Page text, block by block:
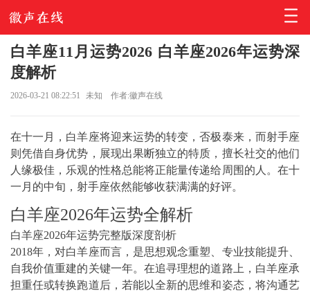
白羊座11月运势2026 白羊座2026年运势深
度解析
2026-03-21 08:22:51 未知 作者:徽声在线
在十一月，白羊座将迎来运势的转变，否极泰来，而射手座
则凭借自身优势，展现出果断独立的特质，擅长社交的他们
人缘极佳，乐观的性格总能将正能量传递给周围的人。在十
一月的中旬，射手座依然能够收获满满的好评。
白羊座2026年运势全解析
白羊座2026年运势完整版深度剖析
2018年，对白羊座而言，是思想观念重塑、专业技能提升、
自我价值重建的关键一年。在追寻理想的道路上，白羊座承
担重任或转换跑道后，若能以全新的思维和姿态，将沟通艺